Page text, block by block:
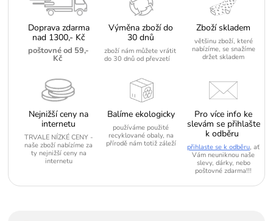
Doprava zdarma
nad 1300,- Kč
poštovné od 59,-
Kč
Výměna zboží do
30 dnů
zboží nám můžete vrátit
do 30 dnů od převzetí
Zboží skladem
většinu zboží, které
nabízíme, se snažíme
držet skladem
Nejnižší ceny na
internetu
TRVALE NÍZKÉ CENY -
naše zboží nabízíme za
ty nejnižší ceny na
internetu
Balíme ekologicky
používáme použité
recyklované obaly, na
přírodě nám totiž záleží
Pro více info ke
slevám se přihlašte
k odběru
přihlaste se k odběru, ať
Vám neuniknou naše
slevy, dárky, nebo
poštovné zdarma!!!